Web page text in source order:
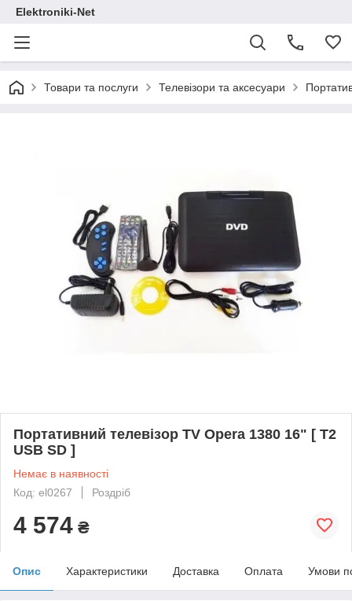
Elektroniki-Net
Товари та послуги Телевізори та аксесуари
Портативний телевізор TV Opera 1380 16" [ Т2
USB SD ]
Немає в наявності
Код: el0267
Роздріб
4 574 ₴
Опис Характеристики Доставка Оплата Умови